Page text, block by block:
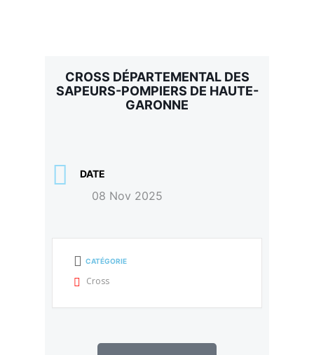
CROSS DÉPARTEMENTAL DES
SAPEURS-POMPIERS DE HAUTE-
GARONNE
DATE
08 Nov 2025
CATÉGORIE
Cross